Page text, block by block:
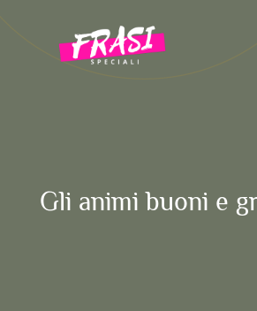
contenuto
Gli animi buoni e